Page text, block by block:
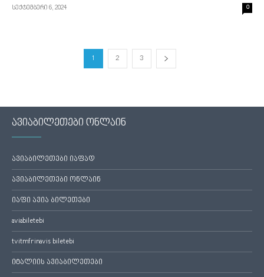
სექტემბერი 6, 2024 0
1 2 3
ავიაბილეთები ონლაინ
ავიაბილეთები იაფად
ავიაბილეთები ონლაინ
იაფი ავია ბილეთები
aviabiletebi
tvitmfrinavis biletebi
იტალიის ავიაბილეთები